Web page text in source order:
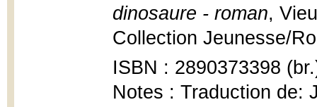
dinosaure - roman,
Collection Jeunesse/
ISBN : 2890373398
Notes : Traduction de: